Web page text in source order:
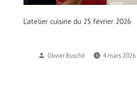
L’atelier cuisine du 25 février 2026
Publié
Olivier Busché 4 mars 2026